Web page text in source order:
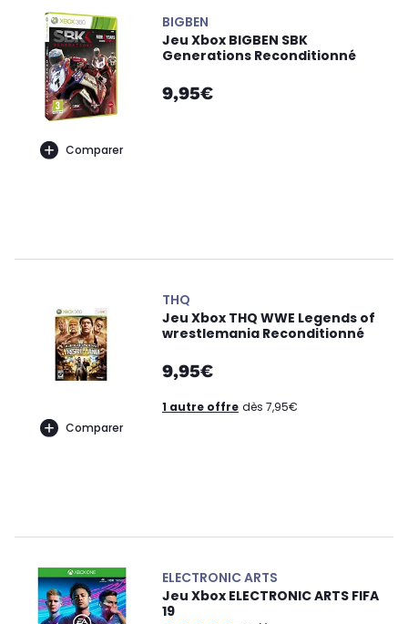
Comparer
BIGBEN
Jeu Xbox BIGBEN SBK
Generations Reconditionné
9,95€
Comparer
THQ
Jeu Xbox THQ WWE Legends of
wrestlemania Reconditionné
9,95€
1 autre offre dès 7,95€
ELECTRONIC ARTS
Jeu Xbox ELECTRONIC ARTS FIFA
19